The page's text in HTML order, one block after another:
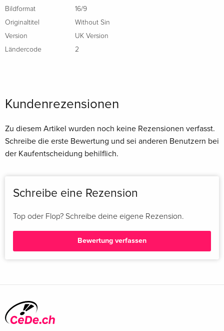
Bildformat
16/9
Originaltitel
Without Sin
Version
UK Version
Ländercode
2
Kundenrezensionen
Zu diesem Artikel wurden noch keine Rezensionen verfasst.
Schreibe die erste Bewertung und sei anderen Benutzern bei
der Kaufentscheidung behilflich.
Schreibe eine Rezension
Top oder Flop? Schreibe deine eigene Rezension.
Bewertung verfassen